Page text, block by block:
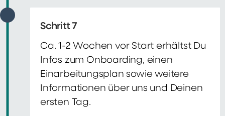
Schritt 7
Ca. 1-2 Wochen vor Start erhältst Du
Infos zum Onboarding, einen
Einarbeitungsplan sowie weitere
Informationen über uns und Deinen
ersten Tag.